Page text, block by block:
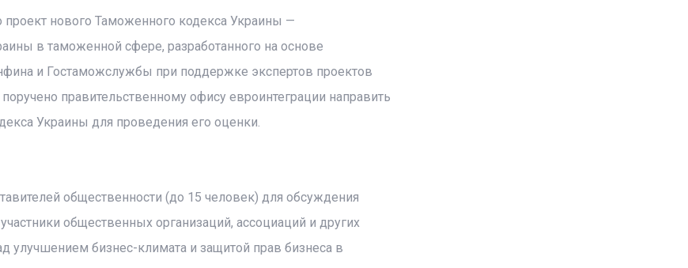
нового Таможенного кодекса Украины —
в таможенной сфере, разработанного на основе
и Гостаможслужбы при поддержке экспертов проектов
правительственному офису евроинтеграции направить
Украины для проведения его оценки.
общественности (до 15 человек) для обсуждения
общественных организаций, ассоциаций и других
улучшением бизнес-климата и защитой прав бизнеса в